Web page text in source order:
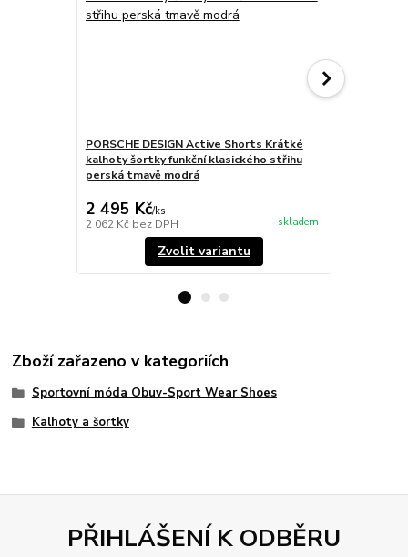
PORSCHE DESIGN Active Shorts Krátké
kalhoty šortky funkční klasického střihu
perská tmavě modrá
2 495 Kč/ks
2 062 Kč bez DPH skladem
Zvolit variantu
Zboží zařazeno v kategoriích
Sportovní móda Obuv-Sport Wear Shoes
Kalhoty a šortky
PŘIHLÁŠENÍ K ODBĚRU